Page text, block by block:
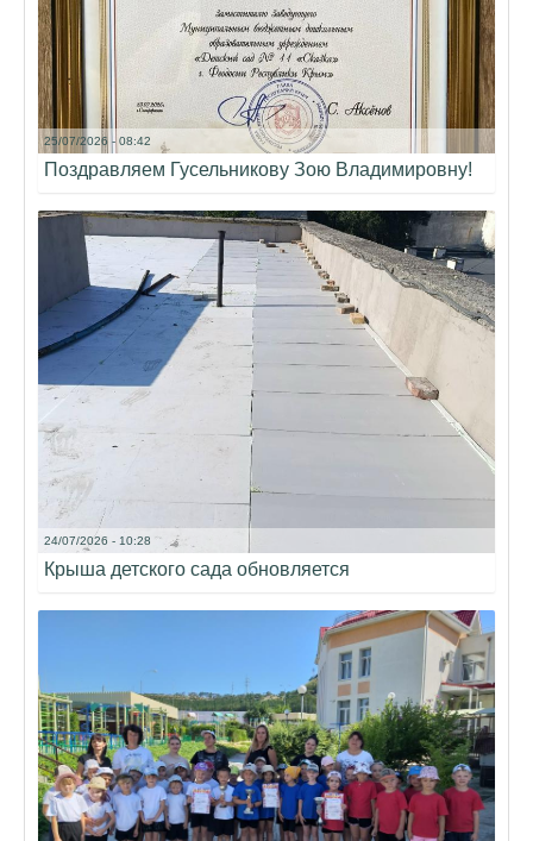
25/07/2026 - 08:42
Поздравляем Гусельникову Зою Владимировну!
24/07/2026 - 10:28
Крыша детского сада обновляется